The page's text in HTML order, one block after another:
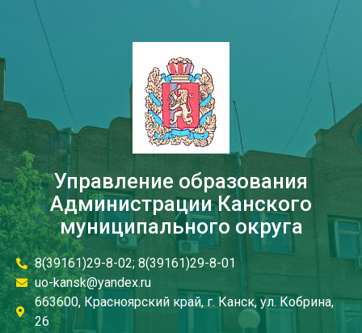
Управление образования
Администрации Канского
муниципального округа
8(39161)29-8-02; 8(39161)29-8-01
uo-kansk@yandex.ru
663600, Красноярский край, г. Канск, ул. Кобрина,
26